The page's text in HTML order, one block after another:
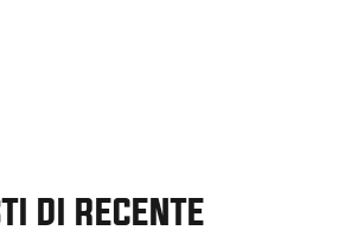
DI RECENTE